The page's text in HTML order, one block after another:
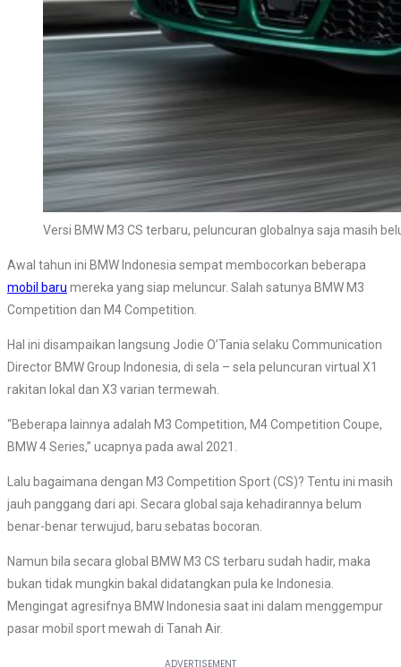
Versi BMW M3 CS terbaru, peluncuran globalnya saja masih
Awal tahun ini BMW Indonesia sempat membocorkan beberapa
mobil baru mereka yang siap meluncur. Salah satunya BMW M3
Competition dan M4 Competition.
Hal ini disampaikan langsung Jodie O’Tania selaku Communication
Director BMW Group Indonesia, di sela – sela peluncuran virtual X1
rakitan lokal dan X3 varian termewah.
“Beberapa lainnya adalah M3 Competition, M4 Competition Coupe,
BMW 4 Series,” ucapnya pada awal 2021.
Lalu bagaimana dengan M3 Competition Sport (CS)? Tentu ini masih
jauh panggang dari api. Secara global saja kehadirannya belum
benar-benar terwujud, baru sebatas bocoran.
Namun bila secara global BMW M3 CS terbaru sudah hadir, maka
bukan tidak mungkin bakal didatangkan pula ke Indonesia.
Mengingat agresifnya BMW Indonesia saat ini dalam menggempur
pasar mobil sport mewah di Tanah Air.